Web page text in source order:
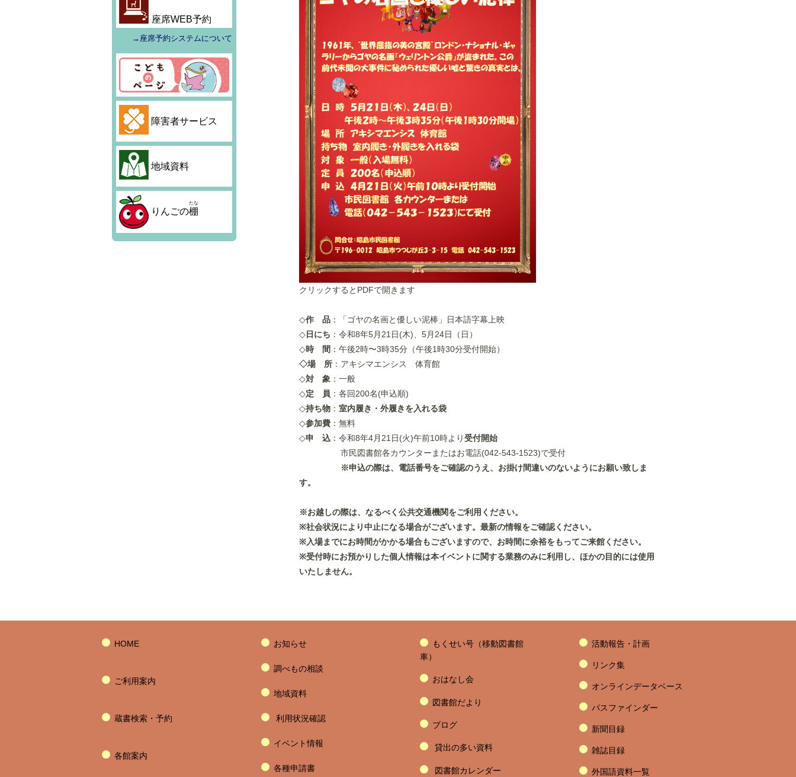
座席WEB予約
→座席予約システムについて
障害者サービス
地域資料
りんごの棚
たな
クリックするとPDFで開きます
◇作 品 ：「ゴヤの名画と優しい泥棒」日本語字幕上映
◇日にち ：令和8年5月21日(木)、5月24日（日）
◇時 間 ：午後2時〜3時35分（午後1時30分受付開始）
◇場 所 ：アキシマエンシス 体育館
◇対 象 ：一般
◇定 員 ：各回200名(申込順)
◇持ち物 ：室内履き・外履きを入れる袋
◇参加費 ：無料
◇申 込 ：令和8年4月21日(火)午前10時より受付開始
市民図書館各カウンターまたはお電話(042-543-1523)で受付
※申込の際は、電話番号をご確認のうえ、お掛け間違いのないようにお願い致しま
す。
※お越しの際は、なるべく公共交通機関をご利用ください。
※社会状況により中止になる場合がございます。最新の情報をご確認ください。
※入場までにお時間がかかる場合もございますので、お時間に余裕をもってご来館ください。
※受付時にお預かりした個人情報は本イベントに関する業務のみに利用し、ほかの目的には使用
いたしません。
HOME
ご利用案内
蔵書検索・予約
各館案内
お知らせ
調べもの相談
地域資料
利用状況確認
イベント情報
各種申請書
もくせい号（移動図書館
車）
おはなし会
図書館だより
ブログ
貸出の多い資料
図書館カレンダー
活動報告・計画
リンク集
オンラインデータベース
パスファインダー
新聞目録
雑誌目録
外国語資料一覧